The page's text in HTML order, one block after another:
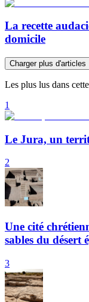
La recette
domicile
Charger plus d'articles
Les plus lus dans
1
Le Jura, un
2
Une cité
sables du désert
3